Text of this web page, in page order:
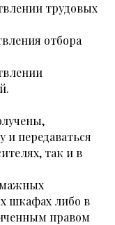
трудовых
отбора
и передаваться
так и в
шкафах либо в
правом